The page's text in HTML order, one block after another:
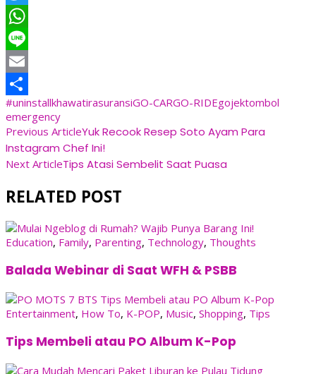
Twitter
WhatsApp
Line
Email
Share
#uninstallkhawatirasuransiGO-CARGO-RIDEgojektombol
emergency
Post
Navigation
Previous ArticleYuk Recook Resep Soto Ayam Para
Instagram Chef Ini!
Next ArticleTips Atasi Sembelit Saat Puasa
RELATED POST
Education, Family, Parenting, Technology, Thoughts
Balada Webinar di Saat WFH & PSBB
Entertainment, How To, K-POP, Music, Shopping, Tips
Tips Membeli atau PO Album K-Pop